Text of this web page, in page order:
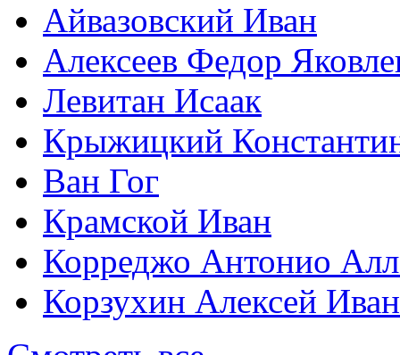
Айвазовский Иван
Алексеев Федор
Левитан Исаак
Крыжицкий
Ван Гог
Крамской Иван
Корреджо Антонио
Корзухин Алексей